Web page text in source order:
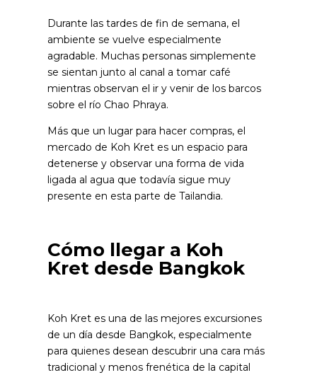
Durante las tardes de fin de semana, el
ambiente se vuelve especialmente
agradable. Muchas personas simplemente
se sientan junto al canal a tomar café
mientras observan el ir y venir de los barcos
sobre el río Chao Phraya.
Más que un lugar para hacer compras, el
mercado de Koh Kret es un espacio para
detenerse y observar una forma de vida
ligada al agua que todavía sigue muy
presente en esta parte de Tailandia.
Cómo llegar a Koh
Kret desde Bangkok
Koh Kret es una de las mejores excursiones
de un día desde Bangkok, especialmente
para quienes desean descubrir una cara más
tradicional y menos frenética de la capital